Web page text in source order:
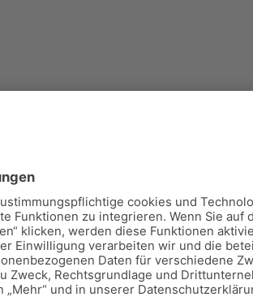
und gereinigt wird, da sie auf
mit aus Draht gebogene Halte-
hin zur komfortablen Ausführung